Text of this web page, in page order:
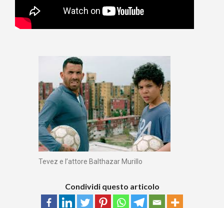
Tevez e l’attore Balthazar Murillo
Condividi questo articolo